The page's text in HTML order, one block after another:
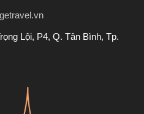
Lội, P4, Q. Tân Bình, Tp.